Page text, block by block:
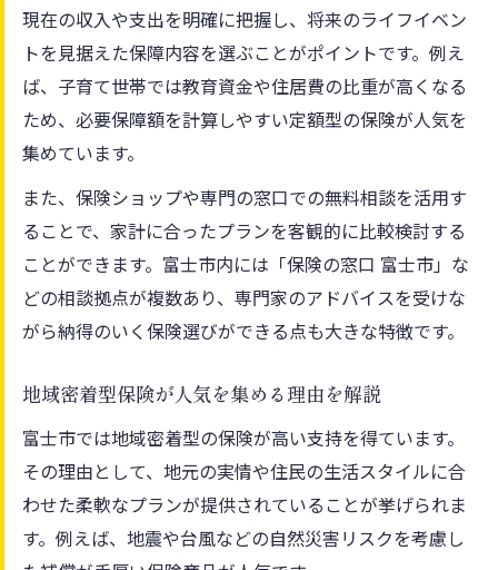
現在の収入や支出を明確に把握し、将来のライフイベン
トを見据えた保障内容を選ぶことがポイントです。例え
ば、子育て世帯では教育資金や住居費の比重が高くなる
ため、必要保障額を計算しやすい定額型の保険が人気を
集めています。
また、保険ショップや専門の窓口での無料相談を活用す
ることで、家計に合ったプランを客観的に比較検討する
ことができます。富士市内には「保険の窓口 富士市」な
どの相談拠点が複数あり、専門家のアドバイスを受けな
がら納得のいく保険選びができる点も大きな特徴です。
地域密着型保険が人気を集める理由を解説
富士市では地域密着型の保険が高い支持を得ています。
その理由として、地元の実情や住民の生活スタイルに合
わせた柔軟なプランが提供されていることが挙げられま
す。例えば、地震や台風などの自然災害リスクを考慮し